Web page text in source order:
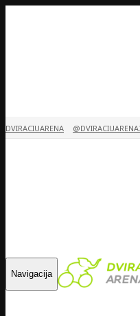
DVIRACIUARENA
Navigacija